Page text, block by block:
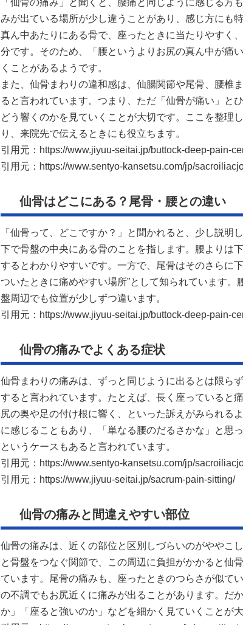
みが出ている場所が少し違うことがあり、感じ方にも
真ん中あたりにある骨で、座ったときに当たりやすく
分です。そのため、「腰というよりお尻の真ん中が痛
くことがあるようです。
また、仙骨まわりの違和感は、仙腸関節や尾骨、腰椎
ると言われています。つまり、ただ「仙骨が痛い」と
どう響くのかを見ていくことが大切です。ここを整理
り、来院先で伝えるときにも役立ちます。
引用元：https://www.jiyuu-seitai.jp/buttock-deep-pain-
引用元： https://www.sentyo-kansetsu.com/jp/
仙骨はどこにある？尾骨・腰との違い
「仙骨って、どこですか？」と聞かれると、少し説明
下で骨盤の中央にある骨のことを指します。腰よりは
するとわかりやすいです。一方で、尾骨はそのさらに
ついたときに痛めやすい場所”として知られています
盤周辺でも位置が少しずつ違います。
引用元：https://www.jiyuu-seitai.jp/buttock-deep-pain-
仙骨の痛みでよくある症状
仙骨まわりの痛みは、ずっと同じように出るとは限ら
すると言われています。たとえば、長く座っていると
尻の奥や足の付け根に響く、といった訴えがみられる
に感じることもあり、「単なる腰のだるさかな」と思
というケースもあると言われています。
引用元： https://www.sentyo-kansetsu.com/jp/
引用元： https://www.jiyuu-seitai.jp/sacrum-pain-sitting/
仙骨の痛みと間違えやすい部位
仙骨の痛みは、近くの部位と区別しづらいのがややこ
と骨盤をつなぐ関節で、この周辺に負担がかかると仙
ています。尾骨の痛みも、座ったときのつらさが似て
の不調でもお尻近くに痛みが出ることがあります。だ
か」「座ると強いのか」などを細かく見ていくことが